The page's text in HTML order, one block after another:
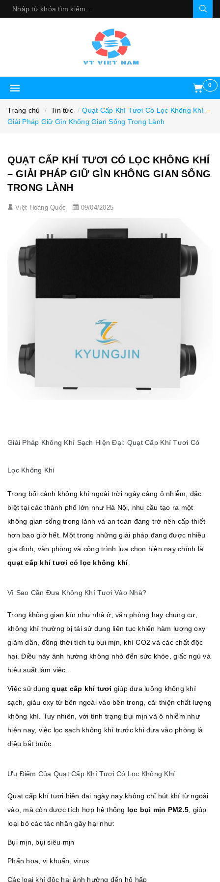
0
Trang chủ Tin tức
Quạt Cấp Khí Tươi Có Lọc Không Khí –
Giải Pháp Giữ Gìn Không Gian Sống Trong Lành
QUẠT CẤP KHÍ TƯƠI CÓ LỌC KHÔNG KHÍ
– GIẢI PHÁP GIỮ GÌN KHÔNG GIAN SỐNG
TRONG LÀNH
Việt Hoàng Quốc 09/04/2025
Giải Pháp Không Khí Sạch Hiện Đại: Quạt Cấp Khí Tươi Có
Lọc Không Khí
Trong bối cảnh không khí ngoài trời ngày càng ô nhiễm, đặc
biệt tại các thành phố lớn như Hà Nội, nhu cầu tạo ra một
không gian sống trong lành và an toàn đang trở nên cấp thiết
hơn bao giờ hết. Một trong những giải pháp đang được nhiều
gia đình, văn phòng và công trình lựa chọn hiện nay chính là
quạt cấp khí tươi có lọc không khí.
Vì Sao Cần Đưa Không Khí Tươi Vào Nhà?
Trong không gian kín như nhà ở, văn phòng hay chung cư,
không khí thường bị tái sử dụng liên tục khiến hàm lượng oxy
giảm dần, đồng thời tích tụ bụi mịn, khí CO2 và các chất độc
hại. Điều này ảnh hưởng không nhỏ đến sức khỏe, giấc ngủ và
hiệu suất làm việc.
Việc sử dụngquạt cấp khí tươi giúp đưa luồng không khí
sạch, giàu oxy từ bên ngoài vào bên trong, cải thiện chất lượng
không khí. Tuy nhiên, với tình trạng bụi mịn và ô nhiễm như
hiện nay, việc lọc sạch không khí trước khi đưa vào phòng là
điều bắt buộc.
Ưu Điểm Của Quạt Cấp Khí Tươi Có Lọc Không Khí
Quạt cấp khí tươi hiện đại ngày nay không chỉ hút khí từ ngoài
vào, mà còn được tích hợp hệ thống lọc bụi mịn PM2.5, giúp
loại bỏ các tác nhân gây hại như:
Bụi mịn, bụi siêu mịn
Phấn hoa, vi khuẩn, virus
Các loại khí độc hại ảnh hưởng đến hô hấp